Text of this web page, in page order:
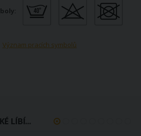
Význam pracích symbolů
LÍBÍ...